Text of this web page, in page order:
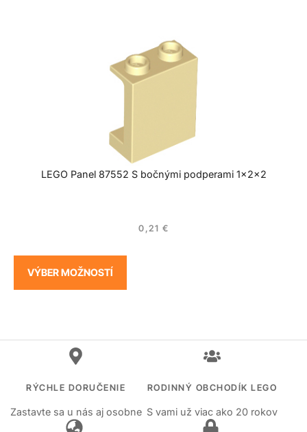
LEGO Panel 87552 S bočnými podperami 1x2x2
0,21 €
VÝBER MOŽNOSTÍ
RÝCHLE DORUČENIE
Zastavte sa u nás aj osobne
RODINNÝ OBCHODÍK LEGO
S vami už viac ako 20 rokov